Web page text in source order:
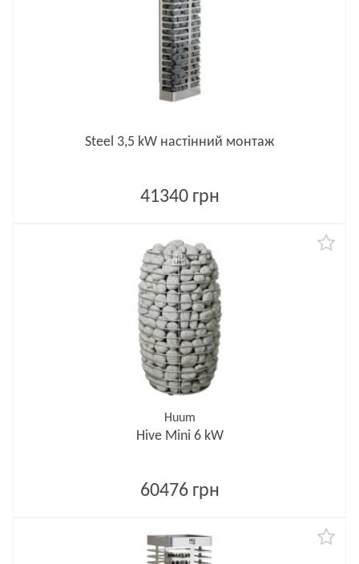
Steel 3,5 kW настінний монтаж
41340 грн
Huum
Hive Mini 6 kW
60476 грн